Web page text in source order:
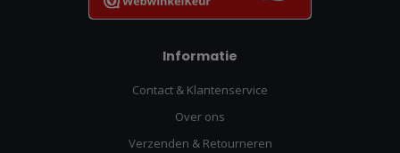
Informatie
Contact & Klantenservice
Over ons
Verzenden & Retourneren